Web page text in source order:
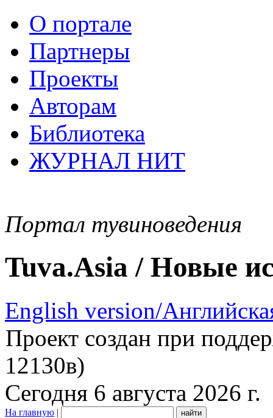
О портале
Партнеры
Проекты
Авторам
Библиотека
ЖУРНАЛ НИТ
Портал тувиноведения
Tuva.Asia / Новые
English version/
Проект создан при
12130в)
Сегодня 6 августа 2026 г.
На главную |